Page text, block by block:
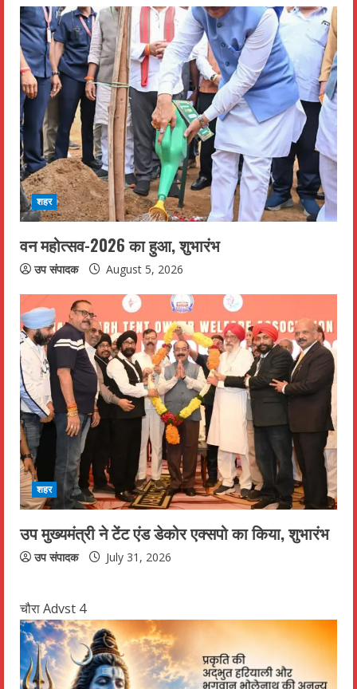
शहर
वन महोत्सव-2026 का हुआ, शुभारंभ
उप संपादक August 5, 2026
शहर
उप मुख्यमंत्री ने टेंट एंड डेकोर एक्सपो का किया, शुभारंभ
उप संपादक July 31, 2026
चौरा Advst 4